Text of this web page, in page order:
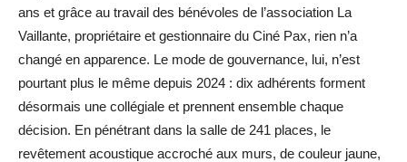
ans et grâce au travail des bénévoles de l’association La
Vaillante, propriétaire et gestionnaire du Ciné Pax, rien n’a
changé en apparence. Le mode de gouvernance, lui, n’est
pourtant plus le même depuis 2024 : dix adhérents forment
désormais une collégiale et prennent ensemble chaque
décision. En pénétrant dans la salle de 241 places, le
revêtement acoustique accroché aux murs, de couleur jaune,